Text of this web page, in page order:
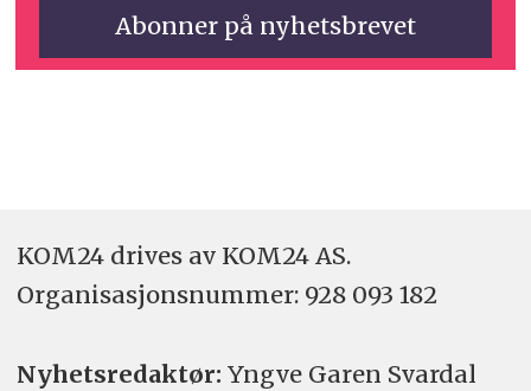
KOM24 drives av KOM24 AS.
Organisasjons­nummer: 928 093 182
Nyhetsredaktør: Yngve Garen Svardal